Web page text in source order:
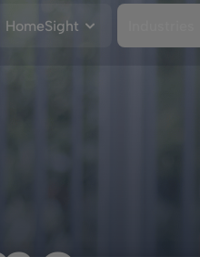
HomeSight